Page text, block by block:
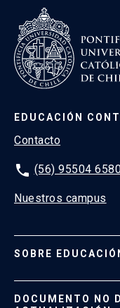
EDUCACIÓN
Contacto
phone (56) 95504
Nuestros campus
SOBRE
DOCUMENTO NO